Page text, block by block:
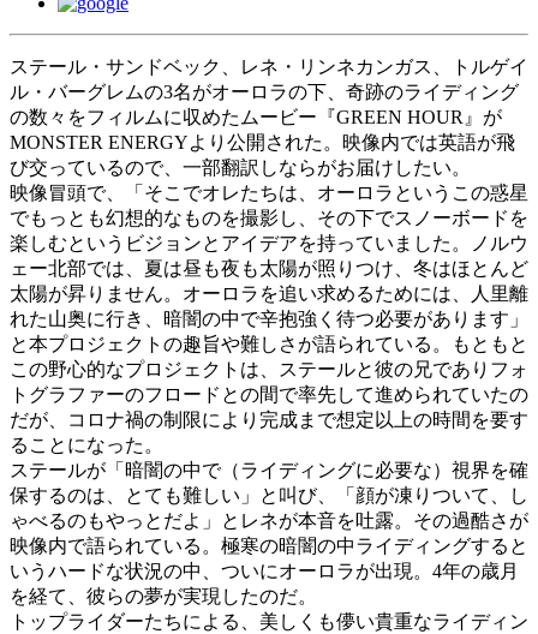
ステール・サンドベック、レネ・リンネカンガス、トルゲイ
ル・バーグレムの3名がオーロラの下、奇跡のライディング
の数々をフィルムに収めたムービー『GREEN HOUR』が
MONSTER ENERGYより公開された。映像内では英語が飛
び交っているので、一部翻訳しならがお届けしたい。
映像冒頭で、「そこでオレたちは、オーロラというこの惑星
でもっとも幻想的なものを撮影し、その下でスノーボードを
楽しむというビジョンとアイデアを持っていました。ノルウ
ェー北部では、夏は昼も夜も太陽が照りつけ、冬はほとんど
太陽が昇りません。オーロラを追い求めるためには、人里離
れた山奥に行き、暗闇の中で辛抱強く待つ必要があります」
と本プロジェクトの趣旨や難しさが語られている。もともと
この野心的なプロジェクトは、ステールと彼の兄でありフォ
トグラファーのフロードとの間で率先して進められていたの
だが、コロナ禍の制限により完成まで想定以上の時間を要す
ることになった。
ステールが「暗闇の中で（ライディングに必要な）視界を確
保するのは、とても難しい」と叫び、「顔が凍りついて、し
ゃべるのもやっとだよ」とレネが本音を吐露。その過酷さが
映像内で語られている。極寒の暗闇の中ライディングすると
いうハードな状況の中、ついにオーロラが出現。4年の歳月
を経て、彼らの夢が実現したのだ。
トップライダーたちによる、美しくも儚い貴重なライディン